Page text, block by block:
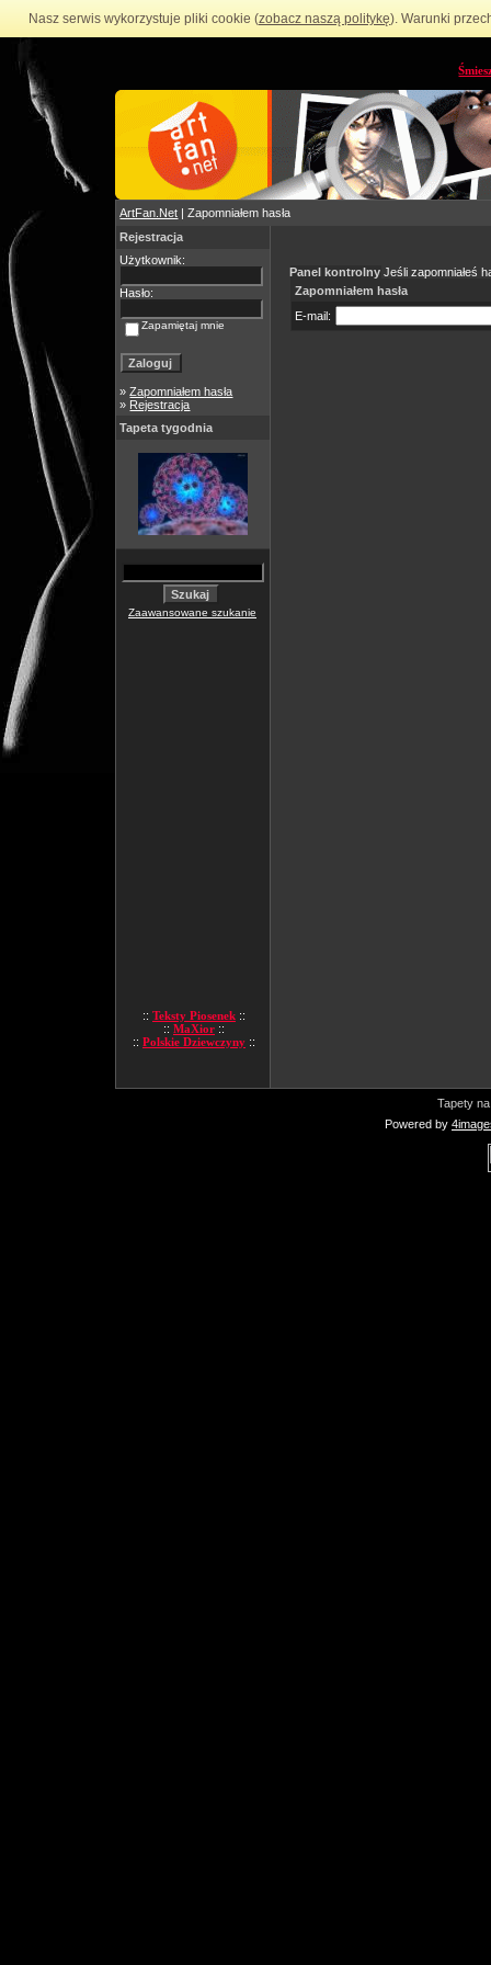
Nasz serwis wykorzystuje pliki cookie (zobacz naszą politykę). Warunki
ArtFan.Net | Zapomniałem hasła
Rejestracja
Użytkownik:
Hasło:
Zapamiętaj mnie
»Zapomniałem hasła
» Rejestracja
Tapeta tygodnia
Zaawansowane szukanie
:: Teksty Piosenek ::
:: MaXior ::
:: Polskie Dziewczyny ::
Panel kontrolny Jeśli zapomniałeś
Zapomniałem hasła
E-mail:
Tapety
Powered by